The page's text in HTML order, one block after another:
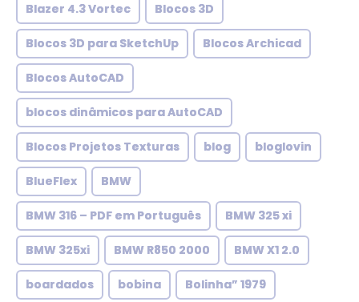
Blazer 4.3 Vortec Blocos 3D
Blocos 3D para SketchUp Blocos Archicad
Blocos AutoCAD
blocos dinâmicos para AutoCAD
Blocos Projetos Texturas blog bloglovin
BlueFlex BMW
BMW 316 – PDF em Português BMW 325 xi
BMW 325xi BMW R850 2000 BMW X1 2.0
boardados bobina Bolinha” 1979